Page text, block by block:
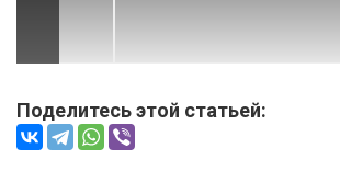
Поделитесь этой статьей: